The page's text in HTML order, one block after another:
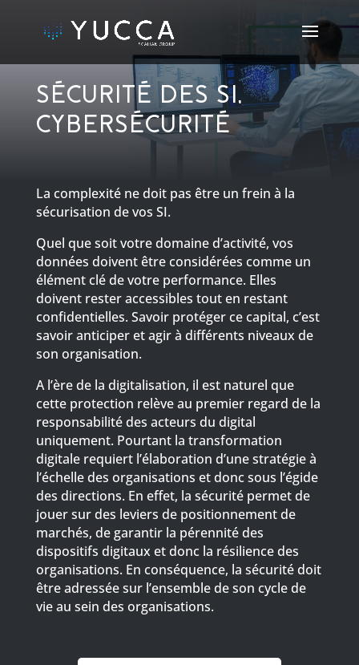
SÉCURITÉ DES SI,
CYBERSÉCURITÉ
La complexité ne doit pas être un frein à la
sécurisation de vos SI.
Quel que soit votre domaine d’activité, vos
données doivent être considérées comme un
élément clé de votre performance. Elles
doivent rester accessibles tout en restant
confidentielles. Savoir protéger ce capital, c’est
savoir anticiper et agir à différents niveaux de
son organisation.
A l’ère de la digitalisation, il est naturel que
cette protection relève au premier regard de la
responsabilité des acteurs du digital
uniquement. Pourtant la transformation
digitale requiert l’élaboration d’une stratégie à
l’échelle des organisations et donc sous l’égide
des directions. En effet, la sécurité permet de
jouer sur des leviers de positionnement de
marchés, de garantir la pérennité des
dispositifs digitaux et donc la résilience des
organisations. En conséquence, la sécurité doit
être adressée sur l’ensemble de son cycle de
vie au sein des organisations.